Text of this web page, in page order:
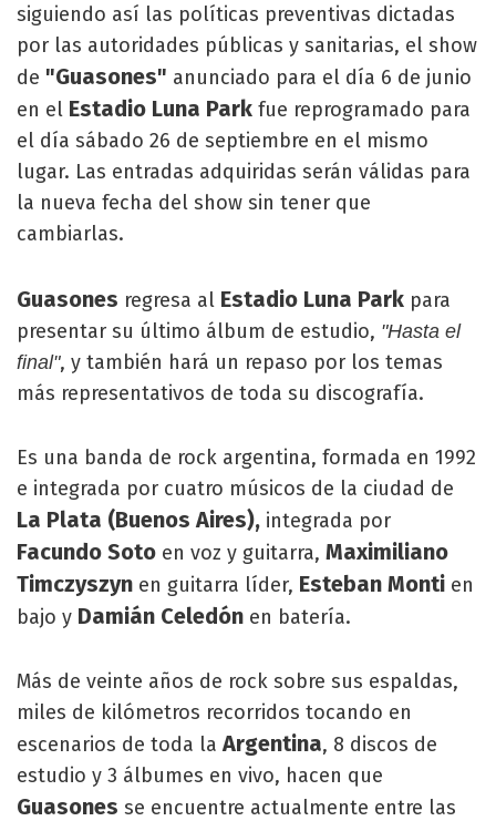
siguiendo así las políticas preventivas dictadas
por las autoridades públicas y sanitarias, el show
de "Guasones" anunciado para el día 6 de junio
en el Estadio Luna Park fue reprogramado para
el día sábado 26 de septiembre en el mismo
lugar. Las entradas adquiridas serán válidas para
la nueva fecha del show sin tener que
cambiarlas.
Guasones regresa al Estadio Luna Park para
presentar su último álbum de estudio, "Hasta el
final", y también hará un repaso por los temas
más representativos de toda su discografía.
Es una banda de rock argentina, formada en 1992
e integrada por cuatro músicos de la ciudad de
La Plata (Buenos Aires), integrada por
Facundo Soto en voz y guitarra, Maximiliano
Timczyszyn en guitarra líder, Esteban Monti en
bajo y Damián Celedón en batería.
Más de veinte años de rock sobre sus espaldas,
miles de kilómetros recorridos tocando en
escenarios de toda laArgentina, 8 discos de
estudio y 3 álbumes en vivo, hacen que
Guasones se encuentre actualmente entre las